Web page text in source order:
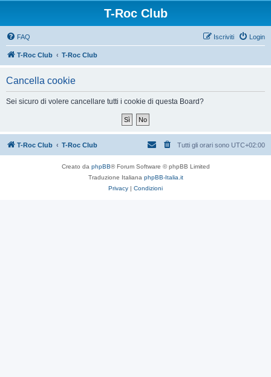
T-Roc Club
FAQ Login
Iscriviti
T-Roc Club T-Roc Club
Cancella cookie
Sei sicuro di volere cancellare tutti i cookie di questa Board?
T-Roc Club T-Roc Club Tutti gli orari sono UTC+02:00
Creato da phpBB® Forum Software © phpBB Limited
Traduzione Italiana phpBB-Italia.it
Privacy | Condizioni